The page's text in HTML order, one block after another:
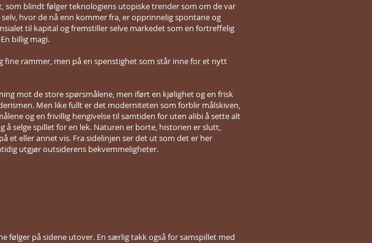
som blindt følger teknologiens utopiske trender som om de var
hvor de nå enn kommer fra, er opprinnelig spontane og
til kapital og fremstiller selve markedet som en fortreffelig
billig magi.
fine rammer, men på en spenstighet som står inne for et nytt
mot de store spørsmålene, men iført en kjølighet og en frisk
Men like fullt er det moderniteten som forblir målskiven,
og en frivillig hengivelse til samtiden for uten alibi å sette alt
selge spillet for en lek. Naturen er borte, historien er slutt,
et eller annet vis. Fra sidelinjen ser det ut som det er her
utgjør outsiderens bekvemmeligheter.
følger på sidene utover. En særlig takk også for samspillet med